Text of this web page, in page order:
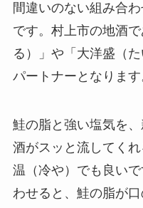
間違いのない組み合
です。村上市の地酒
る）」や「大洋盛（
パートナーとなります
鮭の脂と強い塩気を
酒がスッと流してく
温（冷や）でも良い
わせると、鮭の脂が